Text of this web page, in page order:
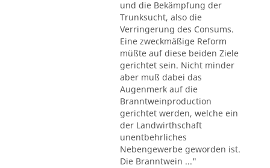
und die Bekämpfung der
Trunksucht, also die
Verringerung des Consums.
Eine zweckmäßige Reform
müßte auf diese beiden Ziele
gerichtet sein. Nicht minder
aber muß dabei das
Augenmerk auf die
Branntweinproduction
gerichtet werden, welche ein
der Landwirthschaft
unentbehrliches
Nebengewerbe geworden ist.
Die Branntwein ..."